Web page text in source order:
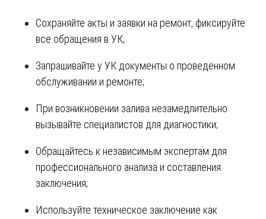
Сохраняйте акты и заявки на ремонт, фиксируйте
все обращения в УК;
Запрашивайте у УК документы о проведённом
обслуживании и ремонте;
При возникновении залива незамедлительно
вызывайте специалистов для диагностики;
Обращайтесь к независимым экспертам для
профессионального анализа и составления
заключения;
Используйте техническое заключение как